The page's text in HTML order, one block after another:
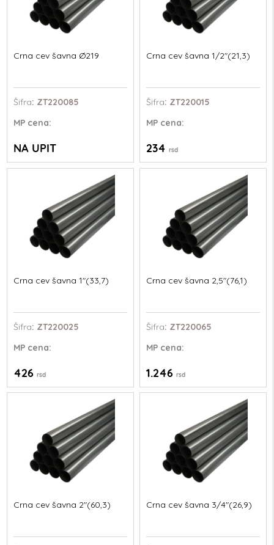
Crna cev šavna Ø219
Šifra: ZT220085
MP cena:
NA UPIT
Crna cev šavna 1/2"(21,3)
Šifra: ZT220015
MPcena:
234 rsd
Crna cev šavna 1"(33,7)
Šifra: ZT220025
MP cena:
426rsd
Crna cev šavna 2,5"(76,1)
Šifra: ZT220065
MPcena:
1.246 rsd
Crna cev šavna 2"(60,3) Crna cev šavna 3/4"(26,9)